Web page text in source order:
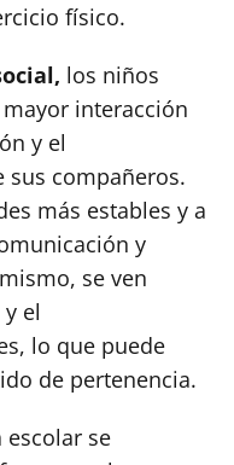
físico.
los niños
interacción
y el
compañeros.
más estables y a
y
se ven
el
lo que puede
de pertenencia.
escolar se